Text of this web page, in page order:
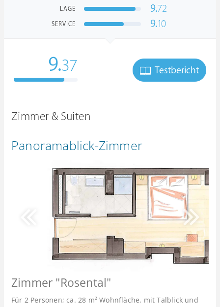
LAGE 9.72
SERVICE 9.10
9.37 Testbericht
Zimmer & Suiten
Panoramablick-Zimmer
Zimmer "Rosental"
Für 2 Personen; ca. 28 m² Wohnfläche, mit Talblick und